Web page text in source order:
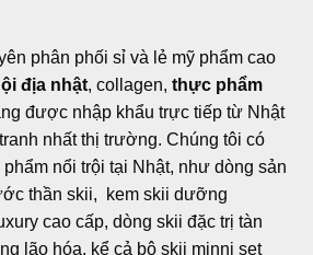
phân phối sỉ và lẻ mỹ phẩm cao
địa nhật, collagen, thực phẩm
được nhập khẩu trực tiếp từ Nhật
nhất thị trường. Chúng tôi có
nổi trội tại Nhật, như dòng sản
thần skii, kem skii dưỡng
cao cấp, dòng skii đặc trị tàn
lão hóa, kể cả bộ skii minni set